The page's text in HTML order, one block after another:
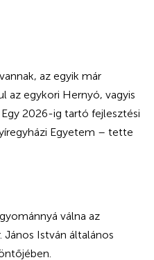
az egyik már
az egykori Hernyó, vagyis
2026-ig tartó fejlesztési
Egyetem – tette
válna az
István általános